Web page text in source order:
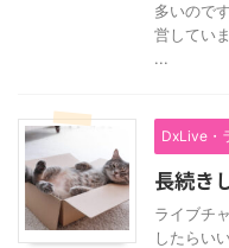
多いので
営してい
...
DxLive・
長続き
ライブチ
したらい